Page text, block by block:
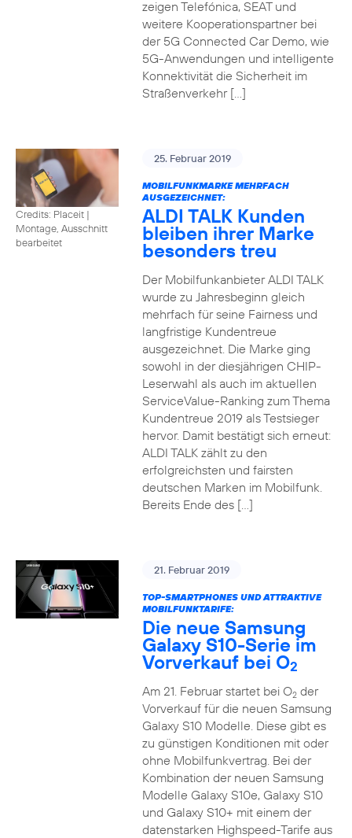
zeigen Telefónica, SEAT und
weitere Kooperationspartner bei
der 5G Connected Car Demo, wie
5G-Anwendungen und intelligente
Konnektivität die Sicherheit im
Straßenverkehr […]
Credits: Placeit |
Montage, Ausschnitt
bearbeitet
25. Februar 2019
MOBILFUNKMARKE MEHRFACH
AUSGEZEICHNET:
ALDI TALK Kunden
bleiben ihrer Marke
besonders treu
Der Mobilfunkanbieter ALDI TALK
wurde zu Jahresbeginn gleich
mehrfach für seine Fairness und
langfristige Kundentreue
ausgezeichnet. Die Marke ging
sowohl in der diesjährigen CHIP-
Leserwahl als auch im aktuellen
ServiceValue-Ranking zum Thema
Kundentreue 2019 als Testsieger
hervor. Damit bestätigt sich erneut:
ALDI TALK zählt zu den
erfolgreichsten und fairsten
deutschen Marken im Mobilfunk.
Bereits Ende des […]
21. Februar 2019
TOP-SMARTPHONES UND ATTRAKTIVE
MOBILFUNKTARIFE:
Die neue Samsung
Galaxy S10-Serie im
Vorverkauf bei O2
Am 21. Februar startet bei O2der
Vorverkauf für die neuen Samsung
Galaxy S10 Modelle. Diese gibt es
zu günstigen Konditionen mit oder
ohne Mobilfunkvertrag. Bei der
Kombination der neuen Samsung
Modelle Galaxy S10e, Galaxy S10
und Galaxy S10+ mit einem der
datenstarken Highspeed-Tarife aus